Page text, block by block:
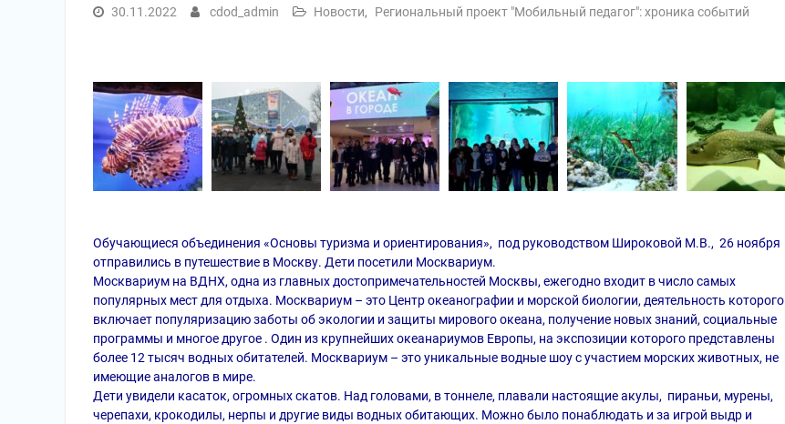
30.11.2022 cdod_admin Новости, Региональный проект "Мобильный педагог": хроника событий
Обучающиеся объединения «Основы туризма и ориентирования», под руководством Широковой М.В., 26 ноября
отправились в путешествие в Москву. Дети посетили Москвариум.
Москвариум на ВДНХ, одна из главных достопримечательностей Москвы, ежегодно входит в число самых
популярных мест для отдыха. Москвариум – это Центр океанографии и морской биологии, деятельность которого
включает популяризацию заботы об экологии и защиты мирового океана, получение новых знаний, социальные
программы и многое другое . Один из крупнейших океанариумов Европы, на экспозиции которого представлены
более 12 тысяч водных обитателей. Москвариум – это уникальные водные шоу с участием морских животных, не
имеющие аналогов в мире.
Дети увидели касаток, огромных скатов. Над головами, в тоннеле, плавали настоящие акулы, пираньи, мурены,
черепахи, крокодилы, нерпы и другие виды водных обитающих. Можно было понаблюдать и за игрой выдр и